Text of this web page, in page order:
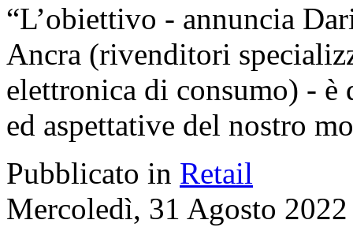
“L’obiettivo - annuncia
Ancra (rivenditori
elettronica di consumo) - è
ed aspettative del nostro
Pubblicato in Retail
Mercoledì, 31 Agosto